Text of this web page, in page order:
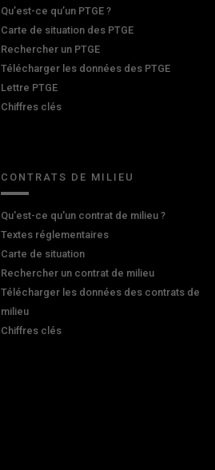
Qu’est-ce qu’un PTGE ?
Carte de situation des PTGE
Rechercher un PTGE
Télécharger les données des PTGE
Lettre PTGE
Chiffres clés
CONTRATS DE MILIEU
Qu'est-ce qu'un contrat de milieu ?
Textes réglementaires
Carte de situation
Rechercher un contrat de milieu
Télécharger les données des contrats de
milieu
Chiffres clés